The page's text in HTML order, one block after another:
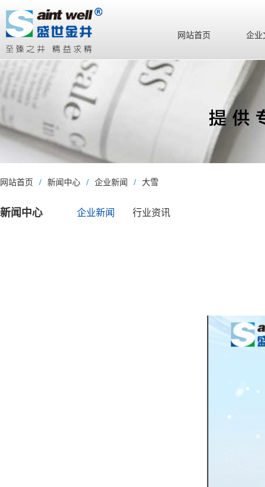
网站首页 企业
网站首页 / 新闻中心 / 企业新闻 / 大雪
新闻中心 企业新闻 行业资讯